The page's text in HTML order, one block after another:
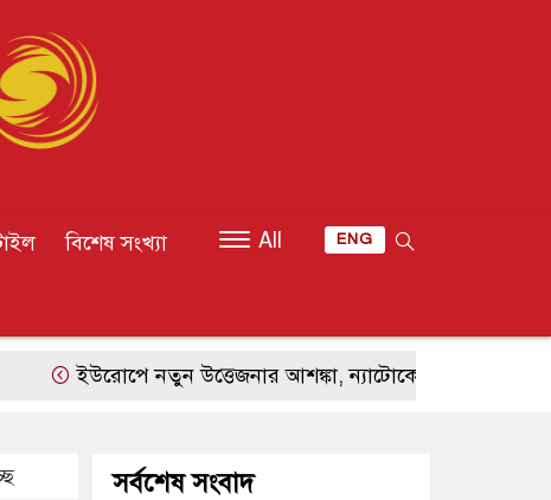
বিশেষ সংখ্যা All ENG
নতুন উত্তেজনার আশঙ্কা, ন্যাটোকে সীমিত হামলায় পরীক্ষা
সর্বশেষ সংবাদ